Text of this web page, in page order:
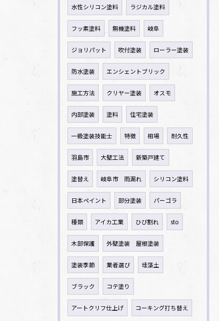
水性シリコン塗料 ラジカル塗料
フッ素塗料 無機塗料 岐阜
ジョリパット 吹付塗装 ローラー塗装
防水塗装 エンシェントブリック
施工方法 クリヤー塗装 オスモ
内部塗装 塗料 住宅塗装
一級塗装技能士 特徴 相場 耐久性
羽島市 大壁工法 新築戸建て
塗替え 岐阜市 雨漏れ シリコン塗料
日本ペイント 部分塗装 パーゴラ
種類 アイカ工業 ひび割れ sto
木部保護 外壁塗装 屋根塗装
塗装季節 業者選び 珪藻土
ブラック コテ塗り
アートクリフ仕上げ コーキング打ち替え